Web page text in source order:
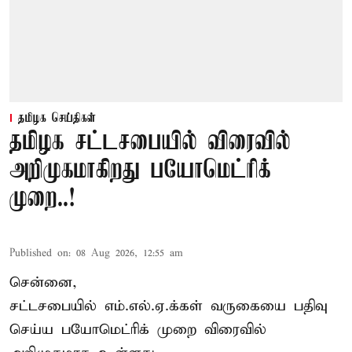
தமிழக செய்திகள்
தமிழக சட்டசபையில் விரைவில்
அறிமுகமாகிறது பயோமெட்ரிக்
முறை..!
Published on: 08 Aug 2026, 12:55 am
சென்னை,
சட்டசபையில் எம்.எல்.ஏ.க்கள் வருகையை பதிவு
செய்ய பயோமெட்ரிக் முறை விரைவில்